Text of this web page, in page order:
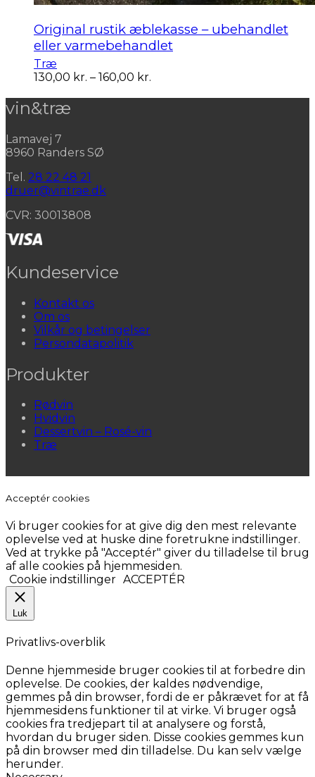
Original rustik æblekasse – ubehandlet
eller varmebehandlet
Træ
130,00 kr. – 160,00 kr.
vin&træ
Lamavej 7
8960 Randers SØ
Tel. 28 22 48 21
druer@vintrae.dk
CVR: 30013808
Kundeservice
Kontakt os
Om os
Vilkår og betingelser
Persondatapolitik
Produkter
Rødvin
Hvidvin
Dessertvin – Rosé-vin
Træ
Acceptér cookies
Vi bruger cookies for at give dig den mest relevante
oplevelse ved at huske dine foretrukne indstillinger.
Ved at trykke på "Acceptér" giver du tilladelse til brug
af alle cookies på hjemmesiden.
Cookie indstillinger ACCEPTÉR
Luk
Privatlivs-overblik
Denne hjemmeside bruger cookies til at forbedre din
oplevelse. De cookies, der kaldes nødvendige,
gemmes på din browser, fordi de er påkrævet for at få
hjemmesidens funktioner til at virke. Vi bruger også
cookies fra tredjepart til at analysere og forstå,
hvordan du bruger siden. Disse cookies gemmes kun
på din browser med din tilladelse. Du kan selv vælge
herunder.